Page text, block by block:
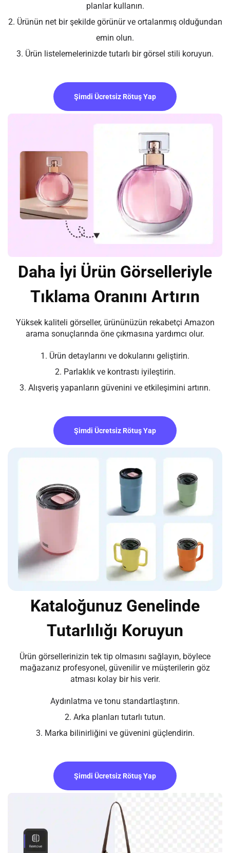
planlar kullanın.
2. Ürünün net bir şekilde görünür ve ortalanmış olduğundan
emin olun.
3. Ürün listelemelerinizde tutarlı bir görsel stili koruyun.
Şimdi Ücretsiz Rötuş Yap
Daha İyi Ürün Görselleriyle
Tıklama Oranını Artırın
Yüksek kaliteli görseller, ürününüzün rekabetçi Amazon
arama sonuçlarında öne çıkmasına yardımcı olur.
1. Ürün detaylarını ve dokularını geliştirin.
2. Parlaklık ve kontrastı iyileştirin.
3. Alışveriş yapanların güvenini ve etkileşimini artırın.
Şimdi Ücretsiz Rötuş Yap
Kataloğunuz Genelinde
Tutarlılığı Koruyun
Ürün görsellerinizin tek tip olmasını sağlayın, böylece
mağazanız profesyonel, güvenilir ve müşterilerin göz
atması kolay bir his verir.
Aydınlatma ve tonu standartlaştırın.
2. Arka planları tutarlı tutun.
3. Marka bilinirliğini ve güvenini güçlendirin.
Şimdi Ücretsiz Rötuş Yap